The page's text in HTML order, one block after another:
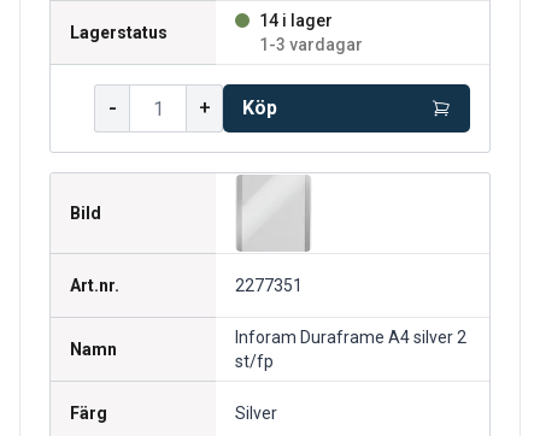
Lagerstatus
14 i lager
1-3 vardagar
- + Köp
Bild
Art.nr. 2277351
Namn
Inforam Duraframe A4 silver 2
st/fp
Färg Silver